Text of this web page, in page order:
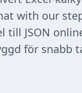
with our
till JSON
för snabb